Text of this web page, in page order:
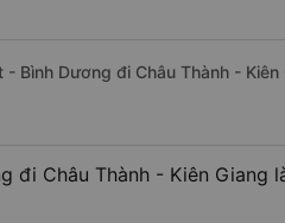
Bình Dương đi Châu Thành - Kiên
đi Châu Thành - Kiên Giang